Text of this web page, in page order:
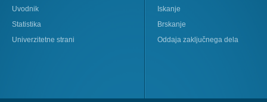
Uvodnik
Statistika
Univerzitetne strani
Iskanje
Brskanje
Oddaja zaključnega dela